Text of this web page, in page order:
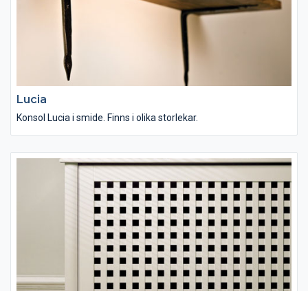
Lucia
Konsol Lucia i smide. Finns i olika storlekar.